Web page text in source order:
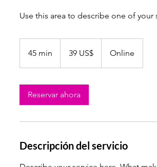
Use this area to describe one of your
45 min
5
estadounidenses
39 US$ Online
Reservar ahora
Descripción del servicio